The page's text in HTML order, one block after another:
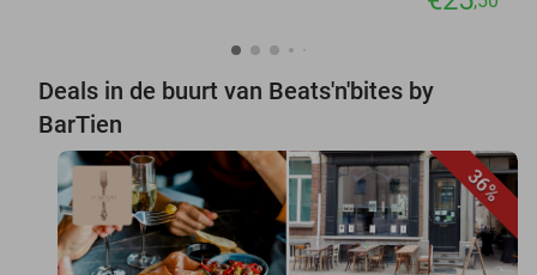
Deals in de buurt van Beats'n'bites by
BarTien
36%